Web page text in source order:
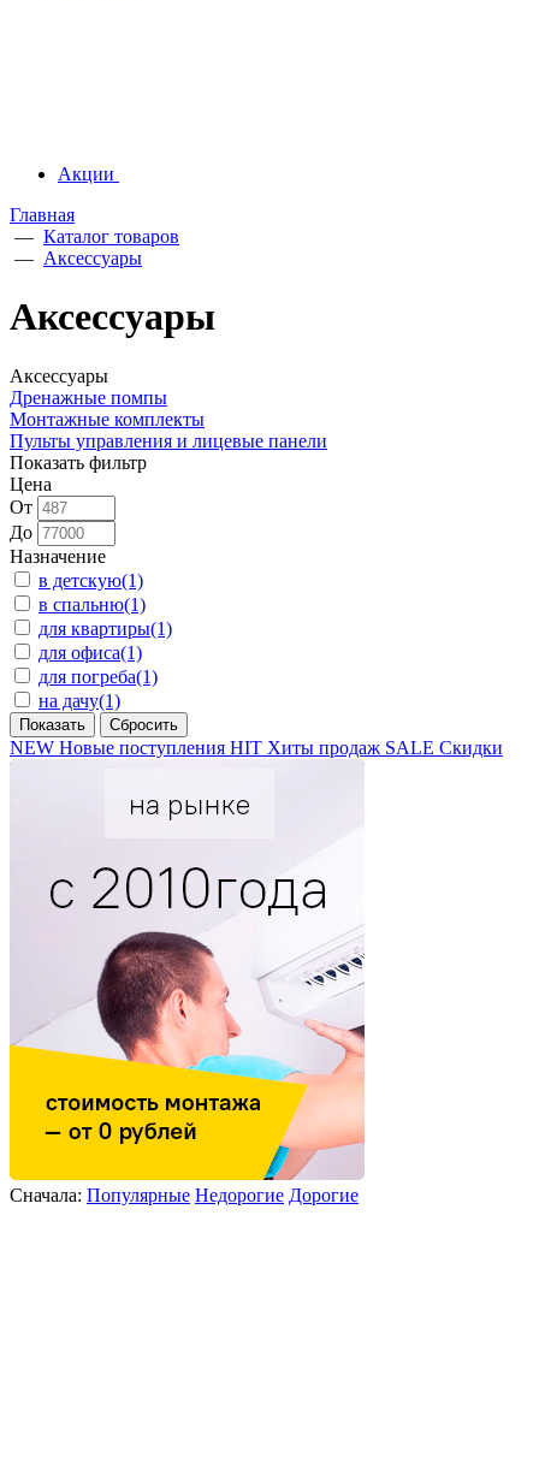
Акции
Главная
— Каталог товаров
— Аксессуары
Аксессуары
Аксессуары
Дренажные помпы
Монтажные комплекты
Пульты управления и лицевые панели
Показать фильтр
Цена
От
До
Назначение
в детскую(1)
в спальню(1)
для квартиры(1)
для офиса(1)
для погреба(1)
на дачу(1)
NEW Новые поступления HIT Хиты продаж SALE Скидки
Сначала: Популярные Недорогие Дорогие